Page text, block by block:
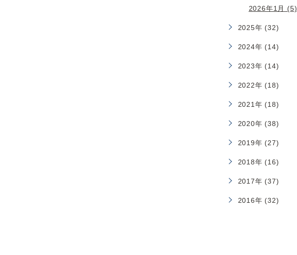
2026年1月 (5)
2025年 (32)
2024年 (14)
2023年 (14)
2022年 (18)
2021年 (18)
2020年 (38)
2019年 (27)
2018年 (16)
2017年 (37)
2016年 (32)